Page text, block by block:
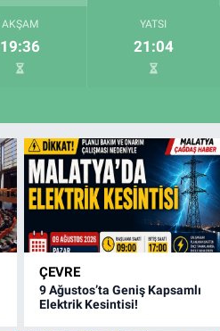
AKŞAM
19:36
YATSI
21:04
ÇEVRE
9 Ağustos’ta Geniş Kapsamlı
Elektrik Kesintisi!